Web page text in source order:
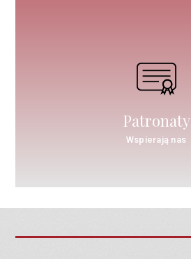
Patronaty
Wspierają nas